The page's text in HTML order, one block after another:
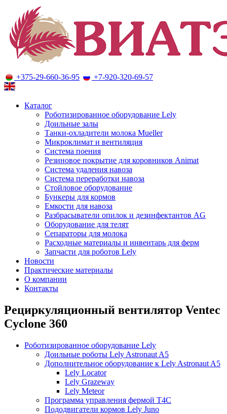
Оборудование для молочного животноводства
+375-29-660-36-95 +7-920-320-69-57
Каталог
Роботизированное оборудование Lely
Доильные залы
Танки-охладители молока Mueller
Микроклимат и вентиляция
Система поения
Резиновое покрытие для коровников Animat
Система удаления навоза
Система переработки навоза
Стойловое оборудование
Бункеры для кормов
Емкости для навоза
Разбрасыватели опилок и дезинфектантов AG
Оборудование для телят
Сепараторы для молока
Расходные материалы и инвентарь для ферм
Запчасти для роботов Lely
Новости
Практические материалы
О компании
Контакты
Рециркуляционный вентилятор Ventec
Cyclone 360
Роботизированное оборудование Lely
Доильные роботы Lely Astronaut A5
Дополнительное оборудование к Lely Astronaut A5
Lely Locator
Lely Grazeway
Lely Meteor
Программа управления фермой T4C
Пододвигатели кормов Lely Juno